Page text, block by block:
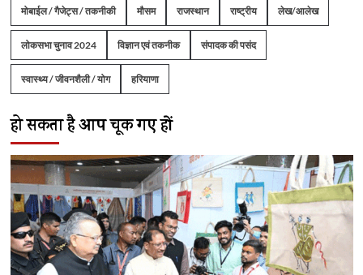
मोबाईल / गैजेट्स / तकनीकी मौसम राजस्थान राष्ट्रीय लेख/आलेख
लोकसभा चुनाव 2024 विज्ञान एवं तकनीक संपादक की पसंद
स्वास्थ्य / जीवनशैली / योग हरियाणा
हो सकता है आप चूक गए हों